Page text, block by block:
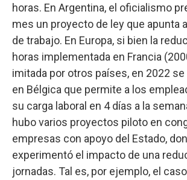
horas. En Argentina, el oficialismo
mes un proyecto de ley que apunta
de trabajo. En Europa, si bien la
horas implementada en Francia
imitada por otros países, en 2022
en Bélgica que permite a los
su carga laboral en 4 días a la
hubo varios proyectos piloto en
empresas con apoyo del Estado,
experimentó el impacto de una
jornadas. Tal es, por ejemplo, el